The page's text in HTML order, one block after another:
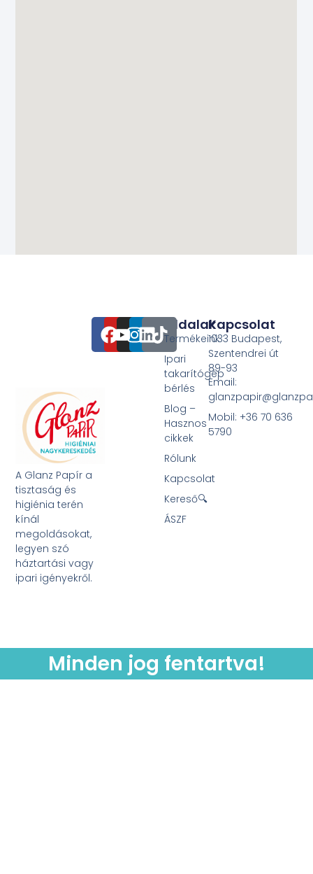
A Glanz Papír a
tisztaság és
higiénia terén
kínál
megoldásokat,
legyen szó
háztartási vagy
ipari igényekről.
Oldalak
Termékeink
Ipari
takarítógép
bérlés
Blog –
Hasznos
cikkek
Rólunk
Kapcsolat
Kereső🔍
ÁSZF
Kapcsolat
1033 Budapest,
Szentendrei út
89-93
Email:
Mobil: +36 70 636
5790
Minden jog fentartva!